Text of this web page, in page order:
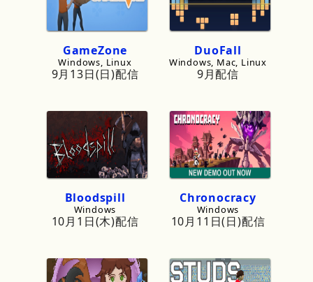
GameZone
Windows, Linux
9月13日(日)配信
DuoFall
Windows, Mac, Linux
9月配信
Bloodspill
Windows
10月1日(木)配信
Chronocracy
Windows
10月11日(日)配信